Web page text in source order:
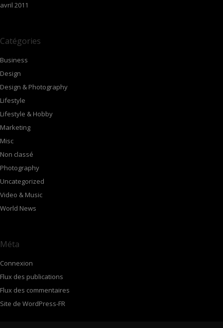
avril 2011
Catégories
Business
Design
Design & Photography
Lifestyle
Lifestyle & Hobby
Marketing
Misc
Non classé
Photography
Uncategorized
Video & Music
World News
Méta
Connexion
Flux des publications
Flux des commentaires
Site de WordPress-FR